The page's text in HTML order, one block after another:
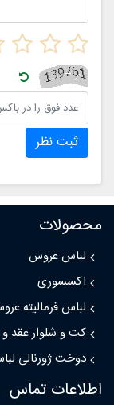
ثبت نظر
محصولات
لباس عروس
اکسسوری
لباس فرمالیته
کت و شلوار عقد و
دوخت ژورنالی
اطلاعات تماس